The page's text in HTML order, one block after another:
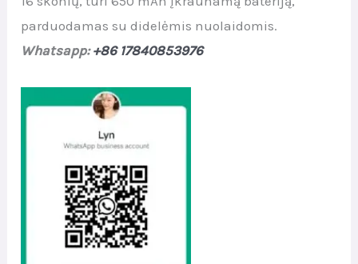
parduodamas su didelėmis nuolaidomis.
Whatsapp:+86 17840853976